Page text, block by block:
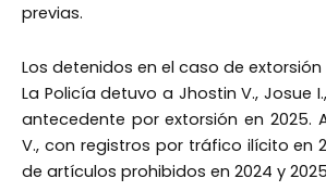
previas.
Los detenidos en el caso de extorsión
La Policía detuvo a Jhostin V., Josue
antecedente por extorsión en 2025.
V., con registros por tráfico ilícito en
de artículos prohibidos en 2024 y